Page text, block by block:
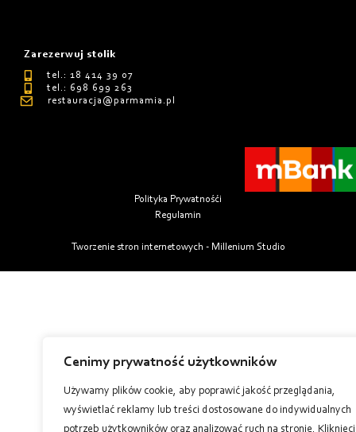
Cenimy prywatność użytkowników
Używamy plików cookie, aby poprawić jakość przeglądania,
wyświetlać reklamy lub treści dostosowane do indywidualnych
potrzeb użytkowników oraz analizować ruch na stronie.
Zarezerwuj stolik
tel.: 18 414 39 07
tel.: 698 699 263
restauracja@parmamia.pl
Polityka Prywatnośći
Regulamin
Tworzenie stron internetowych - Millenium Studio